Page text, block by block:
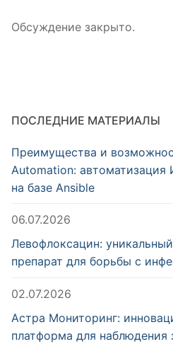
Обсуждение закрыто.
ПОСЛЕДНИЕ МАТЕРИАЛЫ
Преимущества и
Automation:
на базе Ansible
06.07.2026
Левофлоксацин:
препарат для борьбы с
02.07.2026
Астра Мониторинг:
платформа для наблюдения